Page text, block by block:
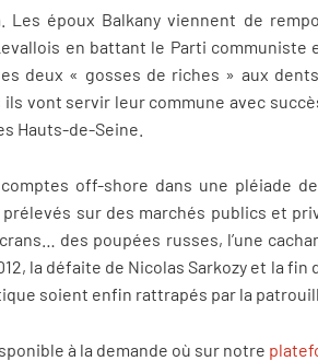
Les époux Balkany viennent de
en battant le Parti communiste
deux « gosses de riches » aux
vont servir leur commune avec
Hauts-de-Seine.
off-shore dans une pléiade
sur des marchés publics et
des poupées russes, l’une
la défaite de Nicolas Sarkozy et la
soient enfin rattrapés par la
à la demande où sur notre